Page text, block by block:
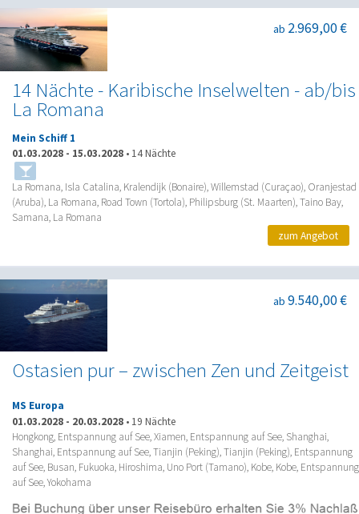
14 Nächte - Karibische Inselwelten - ab/bis
La Romana
ab 2.969,00 €
Mein Schiff 1
01.03.2028 - 15.03.2028 • 14 Nächte
La Romana, Isla Catalina, Kralendijk (Bonaire), Willemstad (Curaçao), Oranjestad
(Aruba), La Romana, Road Town (Tortola), Philipsburg (St. Maarten), Taino Bay,
Samana, La Romana
zum Angebot
Ostasien pur – zwischen Zen und Zeitgeist
ab 9.540,00 €
MS Europa
01.03.2028 - 20.03.2028 • 19 Nächte
Hongkong, Entspannung auf See, Xiamen, Entspannung auf See, Shanghai,
Shanghai, Entspannung auf See, Tianjin (Peking), Tianjin (Peking), Entspannung
auf See, Busan, Fukuoka, Hiroshima, Uno Port (Tamano), Kobe, Kobe, Entspannung
auf See, Yokohama